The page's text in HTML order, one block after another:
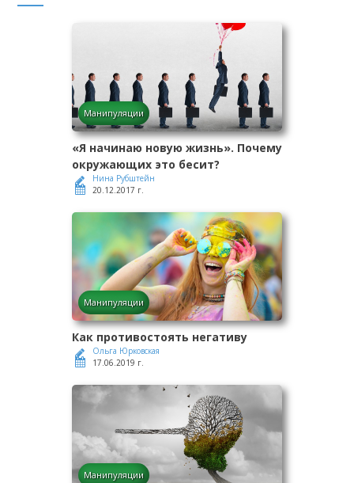
Манипуляции
«Я начинаю новую жизнь». Почему
окружающих это бесит?
Нина Рубштейн
20.12.2017 г.
Манипуляции
Как противостоять негативу
Ольга Юрковская
17.06.2019 г.
Манипуляции